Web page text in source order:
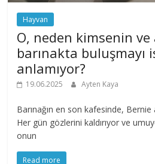
Hayvan
O, neden kimsenin
barınakta buluşmayı
anlamıyor?
19.06.2025 Ayten Kaya
Barınağın en son kafesinde, Bernie
Her gün gözlerini kaldırıyor ve
onun
Read more